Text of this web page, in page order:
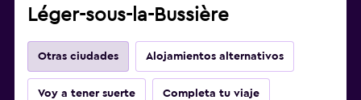
Léger-sous-la-Bussière
Otras ciudades Alojamientos alternativos
Voy a tener suerte Completa tu viaje